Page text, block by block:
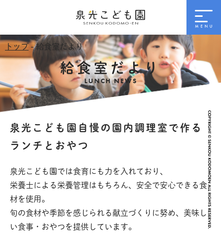
トップ- 給食室だより
給食室だより
LUNCH NEWS
泉光こども園自慢の園内調理室で作る
ランチとおやつ
泉光こども園では食育にも力を入れており、
栄養士による栄養管理はもちろん、安全で安心できる食
材を使用。
旬の食材や季節を感じられる献立づくりに努め、美味し
い食事・おやつを提供しています。